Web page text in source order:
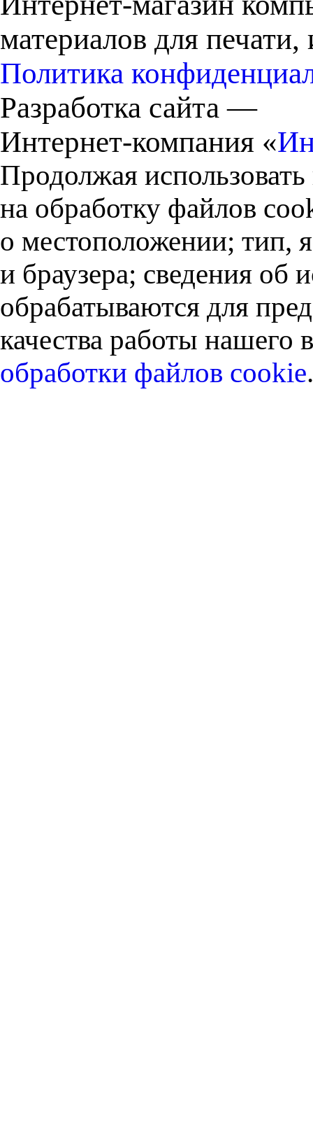
материалов для
Политика
Разработка сайта —
Интернет-компания «
Продолжая
на обработку файлов
о местоположении; тип,
и браузера; сведения об
обрабатываются для
качества работы нашего
обработки файлов cookie.